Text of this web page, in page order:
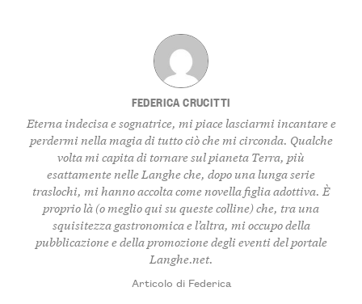
FEDERICA CRUCITTI
Eterna indecisa e sognatrice, mi piace lasciarmi incantare e
perdermi nella magia di tutto ciò che mi circonda. Qualche
volta mi capita di tornare sul pianeta Terra, più
esattamente nelle Langhe che, dopo una lunga serie
traslochi, mi hanno accolta come novella figlia adottiva. È
proprio là (o meglio qui su queste colline) che, tra una
squisitezza gastronomica e l’altra, mi occupo della
pubblicazione e della promozione degli eventi del portale
Langhe.net.
Articolo di Federica